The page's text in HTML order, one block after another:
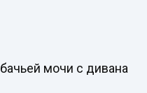
мочи с дивана